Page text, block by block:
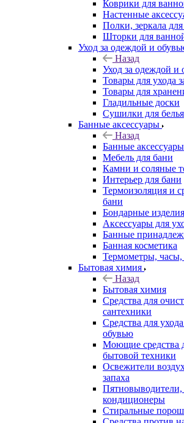
Коврики для
Настенные
Полки, зеркала
Шторки для
Уход за одеждой и
Назад
Уход за одеждой и
Товары для ухода
Товары для
Гладильные доски
Сушилки для белья
Банные аксессуары
Назад
Банные аксессуары
Мебель для бани
Камни и соляные
Интерьер для бани
Термоизоляция и
бани
Бондарные изделия
Аксеcсуары для
Банные
Банная косметика
Термометры, часы,
Бытовая химия
Назад
Бытовая химия
Средства для
сантехники
Средства для
обувью
Моющие средства
бытовой техники
Освежители
запаха
Пятновыводители,
кондиционеры
Стиральные